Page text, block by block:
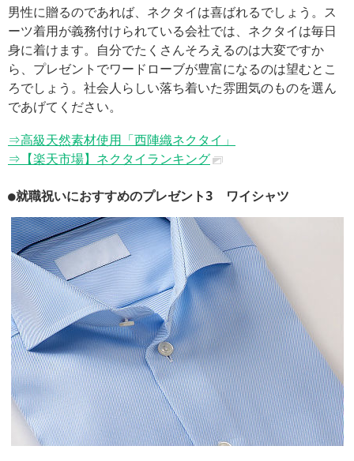
男性に贈るのであれば、ネクタイは喜ばれるでしょう。ス
ーツ着用が義務付けられている会社では、ネクタイは毎日
身に着けます。自分でたくさんそろえるのは大変ですか
ら、プレゼントでワードローブが豊富になるのは望むとこ
ろでしょう。社会人らしい落ち着いた雰囲気のものを選ん
であげてください。
⇒高級天然素材使用「西陣織ネクタイ」
⇒【楽天市場】ネクタイランキング
●就職祝いにおすすめのプレゼント3 ワイシャツ